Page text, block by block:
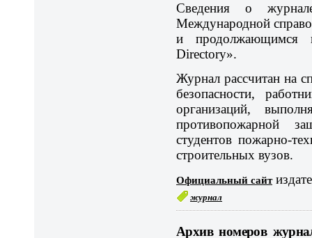
Сведения о
Международной
и продолжающимся
Directory».
Журнал рассчитан на
безопас­ности,
организаций,
противопожарной
студентов пожарно-
строительных вузов.
Официальный сайт
журнал
Архив номеров